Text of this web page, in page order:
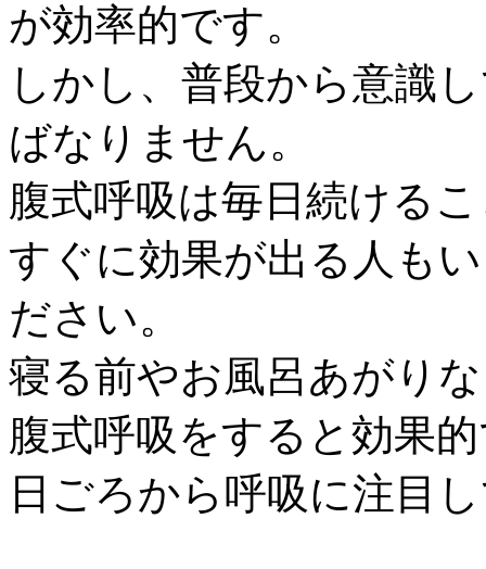
が効率的です。
しかし、普段から意識
ばなりません。
腹式呼吸は毎日続ける
すぐに効果が出る人も
ださい。
寝る前やお風呂あがり
腹式呼吸をすると効果
日ごろから呼吸に注目